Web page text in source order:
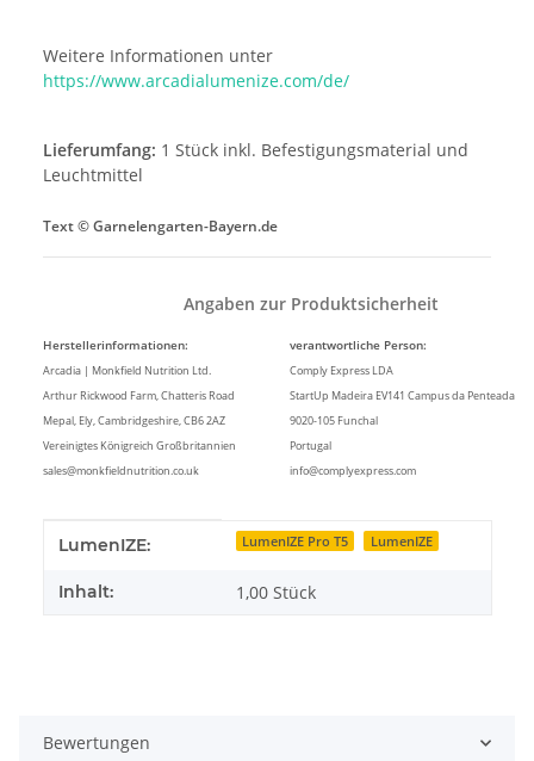
Weitere Informationen unter
https://www.arcadialumenize.com/de/
Lieferumfang: 1 Stück inkl. Befestigungsmaterial und
Leuchtmittel
Text © Garnelengarten-Bayern.de
Angaben zur Produktsicherheit
Herstellerinformationen: verantwortliche Person:
Arcadia | Monkfield Nutrition Ltd.
Comply Express LDA
Arthur Rickwood Farm, Chatteris Road
StartUp Madeira EV141 Campus da Penteada
Mepal, Ely, Cambridgeshire, CB6 2AZ
9020-105 Funchal
Vereinigtes Königreich Großbritannien
Portugal
sales@monkfieldnutrition.co.uk
info@complyexpress.com
Produkteigenschaft
Wert
LumenIZE: LumenIZE Pro T5 LumenIZE
Inhalt: 1,00 Stück
Bewertungen